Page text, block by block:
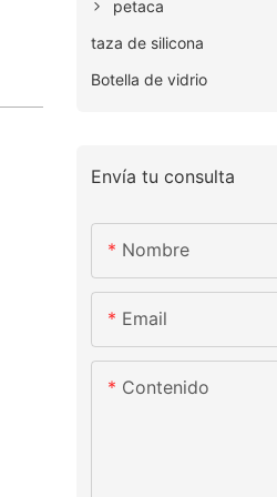
petaca
taza de silicona
Botella de vidrio
Envía tu consulta
Nombre
Email
Contenido